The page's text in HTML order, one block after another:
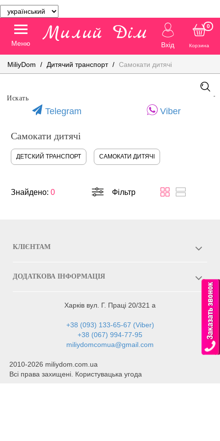
Меню Вхід Корзина
0
MiliyDom Дитячий транспорт Самокати дитячі
Telegram Viber
Самокати дитячі
ДЕТСКИЙ ТРАНСПОРТ САМОКАТИ ДИТЯЧІ
Знайдено:0 Фільтр
КЛІЄНТАМ
ДОДАТКОВА ІНФОРМАЦІЯ
Харків вул. Г. Праці 20/321 а
+38 (093) 133-65-67 (Viber)
+38 (067) 994-77-95
miliydomcomua@gmail.com
2010-2026 miliydom.com.ua
Всі права захищені. Користувацька угода